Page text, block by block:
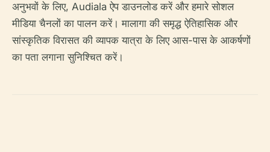
अनुभवों के लिए, Audiala ऐप डाउनलोड करें और हमारे सोशल
मीडिया चैनलों का पालन करें। मालागा की समृद्ध ऐतिहासिक और
सांस्कृतिक विरासत की व्यापक यात्रा के लिए आस-पास के आकर्षणों
का पता लगाना सुनिश्चित करें।